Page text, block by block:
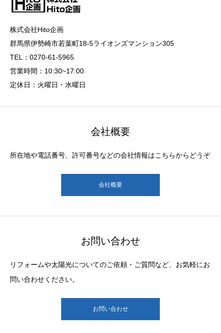
株式会社Hito企画
群馬県伊勢崎市若葉町18-5ライオンズマンション305
TEL：0270-61-5965
営業時間：10:30~17:00
定休日：火曜日・水曜日
会社概要
所在地や電話番号、許可番号などの会社情報はこちらからどうぞ
会社概要
お問い合わせ
リフォームや太陽光についてのご依頼・ご質問など、お気軽にお
問い合わせください。
お問い合わせ